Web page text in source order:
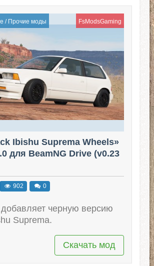
/ Прочие моды FsModsGaming
Ibishu Suprema Wheels»
для BeamNG Drive (v0.23
902 0
черную версию
Suprema.
Скачать мод